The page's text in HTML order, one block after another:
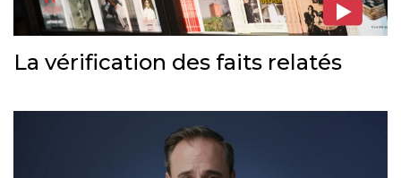
La vérification des faits relatés